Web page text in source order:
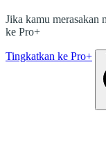
Jika kamu merasakan
ke Pro+
Tingkatkan ke Pro+